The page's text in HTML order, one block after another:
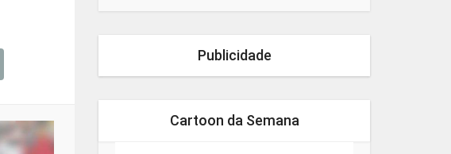
Publicidade
Cartoon da Semana